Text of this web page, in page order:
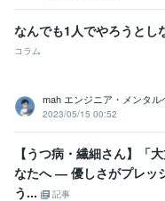
なんでも1人でやろうとし
コラム
mah エンジニア・メンタル
2023/05/15 00:52
【うつ病・繊細さん】「
なたへ ― 優しさがプレッ
う...
記事